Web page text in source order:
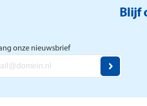
Blijf
onze nieuwsbrief